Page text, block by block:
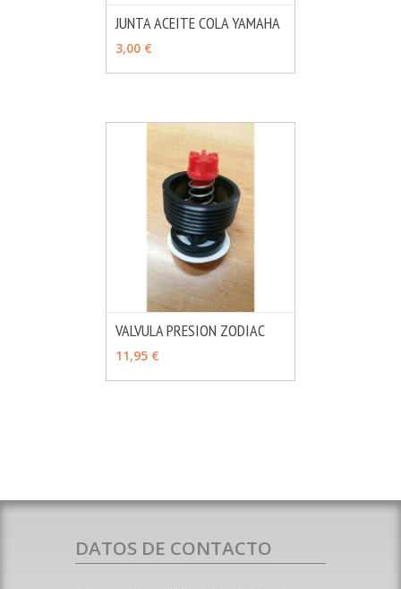
JUNTA ACEITE COLA YAMAHA
3,00 €
VALVULA PRESION ZODIAC
11,95 €
DATOS DE CONTACTO